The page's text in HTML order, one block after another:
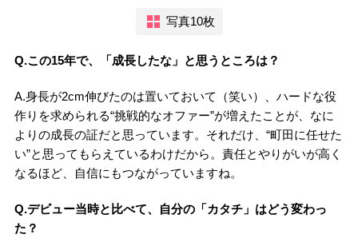
写真10枚
Q.この15年で、「成長したな」と思うところは？
A.身長が2cm伸びたのは置いておいて（笑い）、ハードな役
作りを求められる“挑戦的なオファー”が増えたことが、なに
よりの成長の証だと思っています。それだけ、“町田に任せた
い”と思ってもらえているわけだから。責任とやりがいが高く
なるほど、自信にもつながっていますね。
Q.デビュー当時と比べて、自分の「カタチ」はどう変わっ
た？